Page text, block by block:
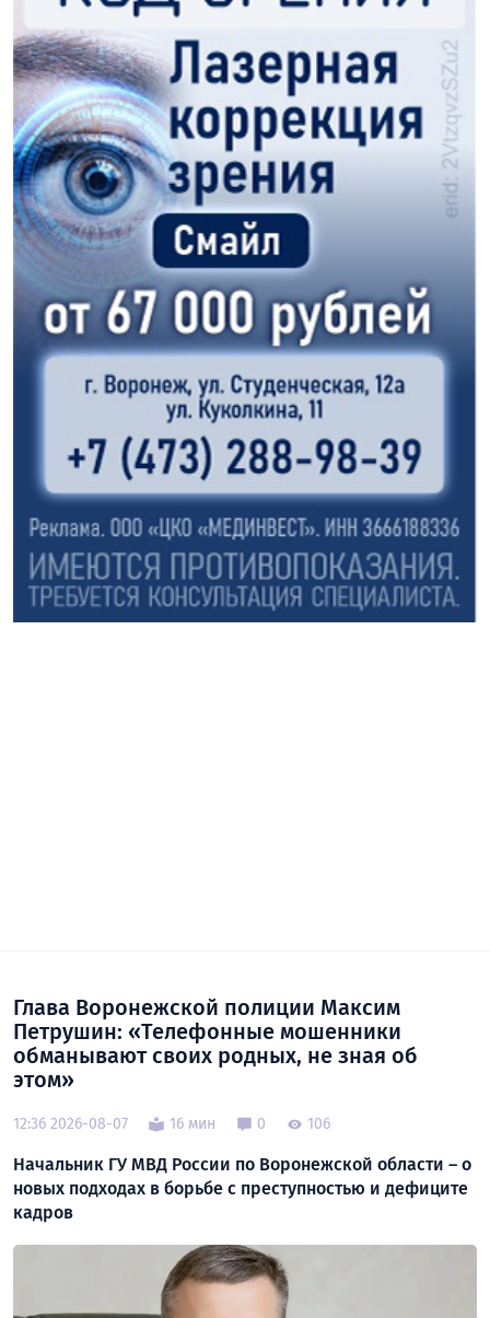
Глава Воронежской полиции Максим
Петрушин: «Телефонные мошенники
обманывают своих родных, не зная об
этом»
12:36 2026-08-07 16 мин 0 106
Начальник ГУ МВД России по Воронежской области – о
новых подходах в борьбе с преступностью и дефиците
кадров